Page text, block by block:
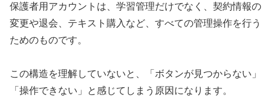
保護者用アカウントは、学習管理だけでなく、契約情報の
変更や退会、テキスト購入など、すべての管理操作を行う
ためのものです。
この構造を理解していないと、「ボタンが見つからない」
「操作できない」と感じてしまう原因になります。